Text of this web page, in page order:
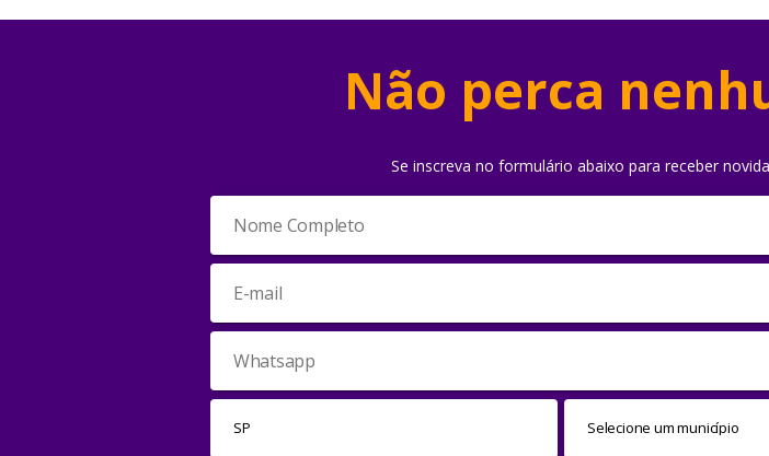
Não perca
Se inscreva no formulário abaixo para receber